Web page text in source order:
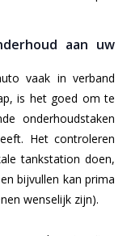
aan uw
vaak in verband
is het goed om te
onderhoudstaken
Het controleren
tankstation doen,
bijvullen kan prima
wenselijk zijn).